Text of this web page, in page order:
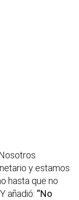
y estamos
hasta que no
añadió: “No